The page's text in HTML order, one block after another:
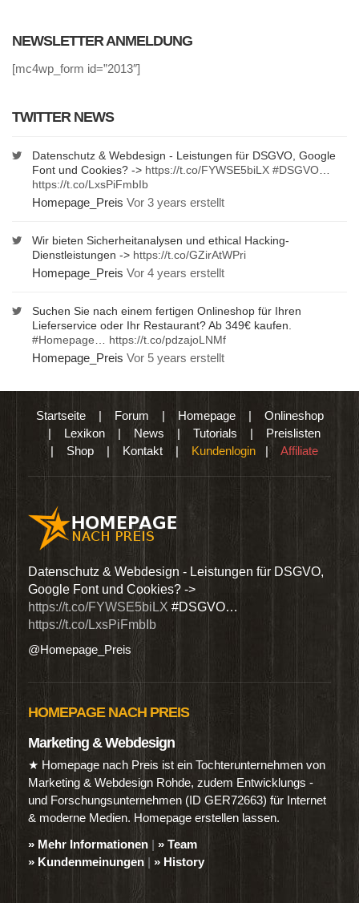
NEWSLETTER ANMELDUNG
[mc4wp_form id=”2013″]
TWITTER NEWS
Datenschutz & Webdesign - Leistungen für DSGVO, Google
Font und Cookies? -> https://t.co/FYWSE5biLX #DSGVO
https://t.co/LxsPiFmbIb
Homepage_Preis Vor 3 years erstellt
Wir bieten Sicherheitanalysen und ethical Hacking-
Dienstleistungen -> https://t.co/GZirAtWPri
Homepage_Preis Vor 4 years erstellt
Suchen Sie nach einem fertigen Onlineshop für Ihren
Lieferservice oder Ihr Restaurant? Ab 349€ kaufen.
#Homepage
https://t.co/pdzajoLNMf
Homepage_Preis Vor 5 years erstellt
Startseite| Forum | Homepage| Onlineshop
| Lexikon | News | Tutorials | Preislisten
| Shop | Kontakt | Kundenlogin | Affiliate
Datenschutz & Webdesign - Leistungen für DSGVO,
Google Font und Cookies? ->
https://t.co/FYWSE5biLX #DSGVO…
https://t.co/LxsPiFmbIb
@Homepage_Preis
HOMEPAGE NACH PREIS
Marketing & Webdesign
★ Homepage nach Preis ist ein Tochterunternehmen von
Marketing & Webdesign Rohde, zudem Entwicklungs -
und Forschungsunternehmen (ID GER72663) für Internet
& moderne Medien. Homepage erstellen lassen.
» Mehr Informationen | » Team
» Kundenmeinungen | » History